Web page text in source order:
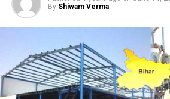
By Shiwam Verma